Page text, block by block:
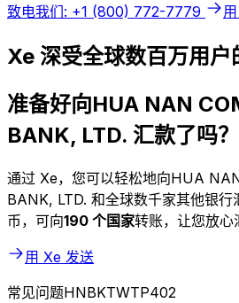
致电我们: +1 (800) 772-7779
Xe 深受全球数百万用户
准备好向HUA NAN
BANK, LTD. 汇款了吗？
通过 Xe，您可以轻松地向HUA
BANK, LTD. 和全球数千家其他银行
币，可向190 个国家转账，让您放心
用 Xe 发送
常见问题HNBKTWTP402